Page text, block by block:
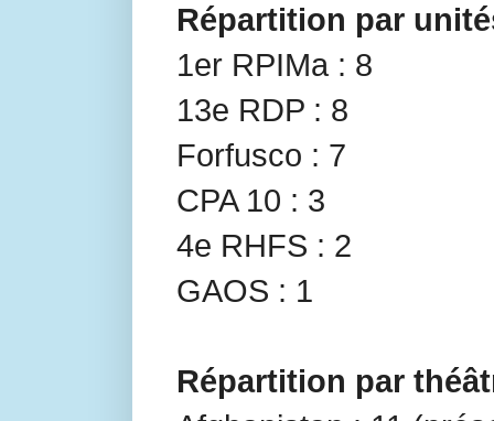
Répartition par
1er RPIMa : 8
13e RDP : 8
Forfusco : 7
CPA 10 : 3
4e RHFS : 2
GAOS : 1
Répartition par